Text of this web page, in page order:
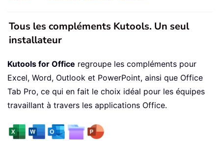
Tous les compléments Kutools. Un seul
installateur
Kutools for Office regroupe les compléments pour
Excel, Word, Outlook et PowerPoint, ainsi que Office
Tab Pro, ce qui en fait le choix idéal pour les équipes
travaillant à travers les applications Office.